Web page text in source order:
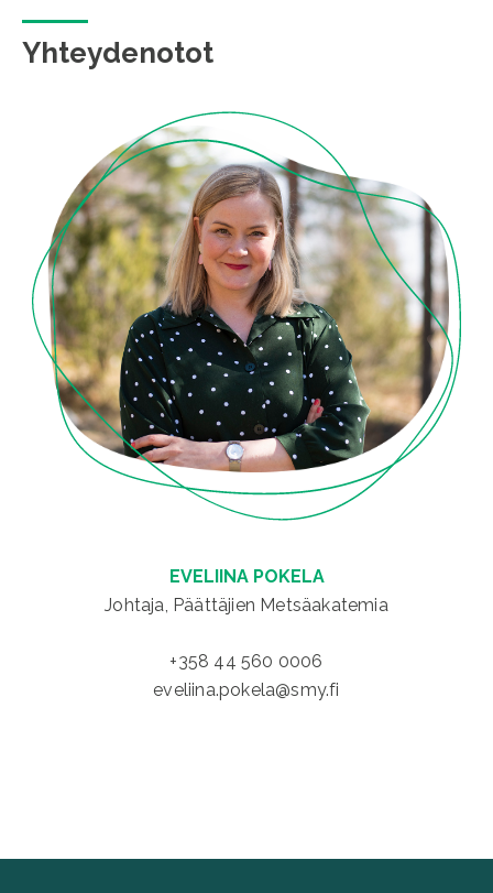
Yhteydenotot
EVELIINA POKELA
Johtaja, Päättäjien Metsäakatemia
+358 44 560 0006
eveliina.pokela@smy.fi